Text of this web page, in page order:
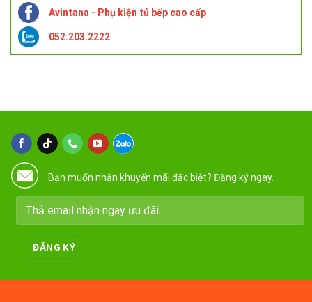
Avintana - Phụ kiện tủ bếp cao cấp
052.203.2222
Bạn muốn nhận khuyến mãi đặc biệt? Đăng ký ngay.